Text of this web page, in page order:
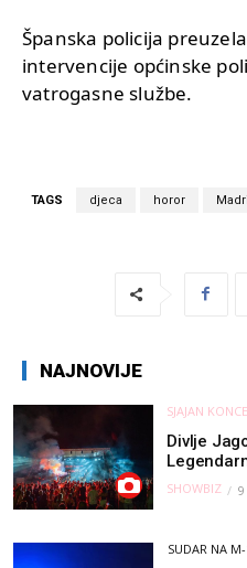
Španska policija
intervencije općinske
vatrogasne službe.
TAGS djeca horor
NAJNOVIJE
SJAJAN
Divlje
pamćenje
SHOWBIZ 9
SUDAR NA